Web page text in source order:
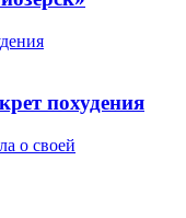
похудения
о своей